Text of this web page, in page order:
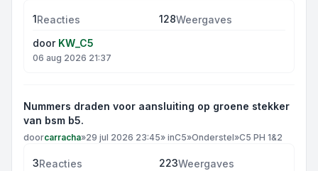
1Reacties 128Weergaves
door KW_C5
06 aug 2026 21:37
Nummers draden voor aansluiting op groene stekker
van bsm b5.
doorcarracha»29 jul 2026 23:45» inC5»Onderstel»C5 PH 1&2
3Reacties 223Weergaves